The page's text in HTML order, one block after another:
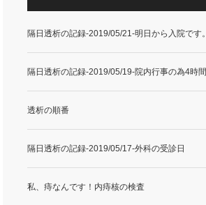
隔日透析の記録-2019/05/21-明日から入院です。
隔日透析の記録-2019/05/19-院内行事の為4時
透析の順番
隔日透析の記録-2019/05/17-外科の受診日
私、痔なんです！内痔核の検査